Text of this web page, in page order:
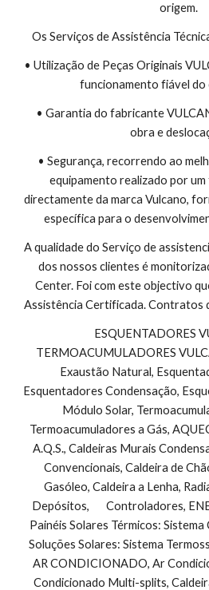
origem.
Os Serviços de Assistência
• Utilização de Peças Originais
funcionamento fiável do
• Garantia do fabricante
obra e
• Segurança, recorrendo ao
equipamento realizado por
directamente da marca Vulcano,
específica para o
A qualidade do Serviço de
dos nossos clientes é
Center. Foi com este objectivo
Assistência Certificada. Contratos
TERMOACUMULADORES
Exaustão Natural,
Esquentadores Condensação,
Módulo Solar,
Termoacumuladores a Gás,
A.Q.S., Caldeiras Murais
Convencionais, Caldeira de
Gasóleo, Caldeira a Lenha,
Depósitos,       Controladores,
Painéis Solares Térmicos:
Soluções Solares: Sistema
AR CONDICIONADO, Ar
Condicionado Multi-splits,